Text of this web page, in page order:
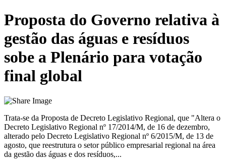
Proposta do Governo relativa à
gestão das águas e resíduos
sobe a Plenário para votação
final global
Trata-se da Proposta de Decreto Legislativo Regional, que "Altera o
Decreto Legislativo Regional nº 17/2014/M, de 16 de dezembro,
alterado pelo Decreto Legislativo Regional nº 6/2015/M, de 13 de
agosto, que reestrutura o setor público empresarial regional na área
da gestão das águas e dos resíduos,...